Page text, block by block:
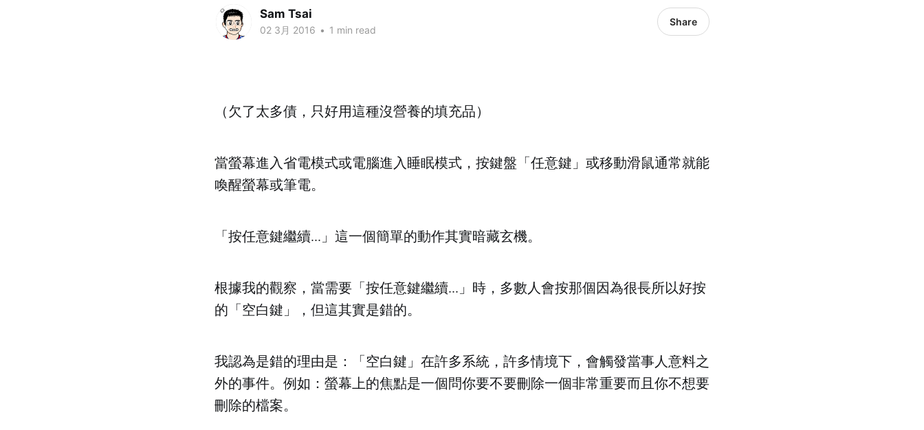
Sam Tsai
02 3月 2016 • 1 min read
Share
（欠了太多債，只好用這種沒營養的填充品）
當螢幕進入省電模式或電腦進入睡眠模式，按鍵盤「任意鍵」或移動滑鼠通常就能
喚醒螢幕或筆電。
「按任意鍵繼續...」這一個簡單的動作其實暗藏玄機。
根據我的觀察，當需要「按任意鍵繼續...」時，多數人會按那個因為很長所以好按
的「空白鍵」，但這其實是錯的。
我認為是錯的理由是：「空白鍵」在許多系統，許多情境下，會觸發當事人意料之
外的事件。例如：螢幕上的焦點是一個問你要不要刪除一個非常重要而且你不想要
刪除的檔案。